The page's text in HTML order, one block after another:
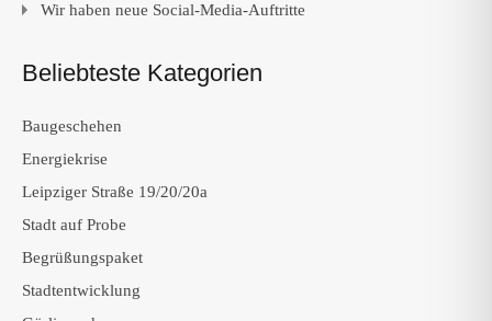
Wir haben neue Social-Media-Auftritte
Beliebteste Kategorien
Baugeschehen
Energiekrise
Leipziger Straße 19/20/20a
Stadt auf Probe
Begrüßungspaket
Stadtentwicklung